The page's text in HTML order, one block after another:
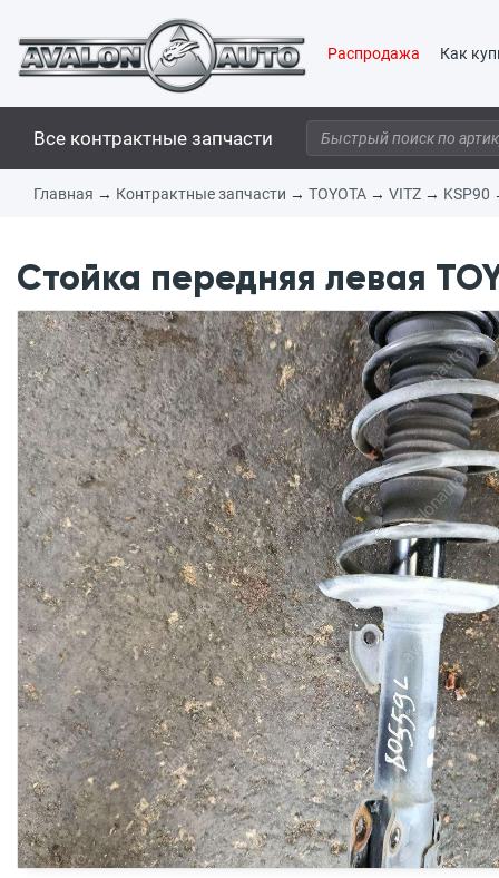
Распродажа Как
Все контрактные запчасти
Главная → Контрактные запчасти → TOYOTA → VITZ → KSP90
Стойка передняя левая